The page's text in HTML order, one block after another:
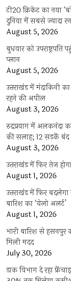
टी20 क्रिकेट का नया
दुनिया में सबसे ज्यादा
August 5, 2026
बुधवार को
प्‍लान
August 5, 2026
उत्तराखंड में मंदाकिनी
रहने की अपील
August 3, 2026
रुद्रप्रयाग में अलकनंदा
की सलाह; 12 सड़कें बंद
August 3, 2026
उत्तराखंड में फिर तेज
August 1, 2026
उत्तराखंड में फिर
बारिश का ‘येलो अलर्ट’
August 1, 2026
भारी बारिश से हसनपुर
मिली मदद
July 30, 2026
डाक विभाग दे रहा